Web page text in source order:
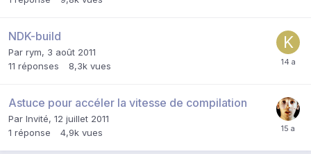
NDK-build
Par rym, 3 août 2011
11 réponses 8,3k vues
Astuce pour accéler la vitesse de compilation
Par Invité, 12 juillet 2011
1 réponse 4,9k vues